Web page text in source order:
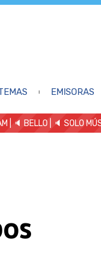
EMISORAS
| 🔈 BELLO 🔈 SOLO